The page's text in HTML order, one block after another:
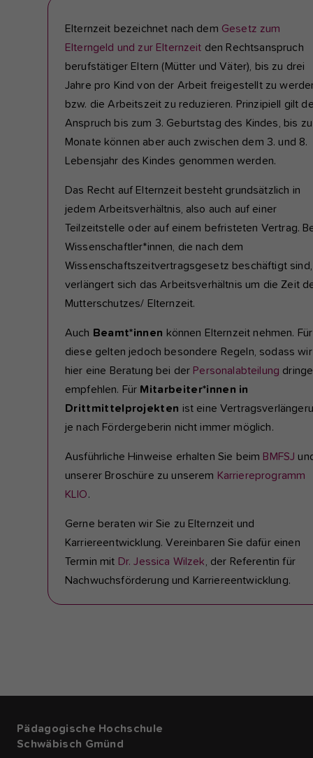
Elternzeit bezeichnet nach dem Gesetz zum
Elterngeld und zur Elternzeit den Rechtsanspruch
berufstätiger Eltern (Mütter und Väter), bis zu drei
Jahre pro Kind von der Arbeit freigestellt zu
bzw. die Arbeitszeit zu reduzieren. Prinzipiell gilt
Anspruch bis zum 3. Geburtstag des Kindes, bis
Monate können aber auch zwischen dem 3. und 8.
Lebensjahr des Kindes genommen werden.
Das Recht auf Elternzeit besteht grundsätzlich in
jedem Arbeitsverhältnis, also auch auf einer
Teilzeitstelle oder auf einem befristeten Vertrag.
Wissenschaftler*innen, die nach dem
Wissenschaftszeitvertragsgesetz beschäftigt sind,
verlängert sich das Arbeitsverhältnis um die Zeit
Mutterschutzes/ Elternzeit.
Auch Beamt*innen können Elternzeit nehmen. Für
diese gelten jedoch besondere Regeln, sodass wir
hier eine Beratung bei der Personalabteilung
empfehlen. Für Mitarbeiter*innen in
Drittmittelprojekten ist eine
je nach Fördergeberin nicht immer möglich.
Ausführliche Hinweise erhalten Sie beim BMFSJ
unserer Broschüre zu unserem Karriereprogramm
KLIO.
Gerne beraten wir Sie zu Elternzeit und
Karriereentwicklung. Vereinbaren Sie dafür einen
Termin mit Dr. Jessica Wilzek, der Referentin für
Nachwuchsförderung und Karriereentwicklung.
Pädagogische Hochschule
Schwäbisch Gmünd